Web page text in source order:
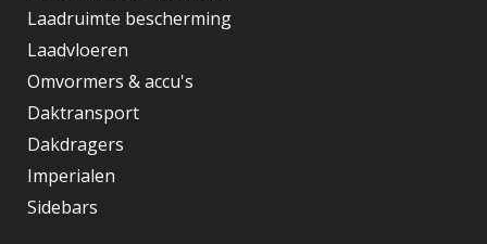
Laadruimte bescherming
Laadvloeren
Omvormers & accu's
Daktransport
Dakdragers
Imperialen
Sidebars